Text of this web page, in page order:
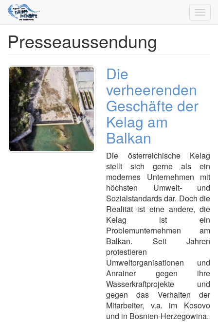
Direkt
zumPresseaussendung
Die
verheerenden
Geschäfte der
Kelag am
Balkan
Die österreichische Kelag
stellt sich gerne als ein
modernes Unternehmen mit
höchsten Umwelt- und
Sozialstandards dar. Doch die
Realität ist eine andere, die
Kelag ist ein
Problemunternehmen am
Balkan. Seit Jahren
protestieren
Umweltorganisationen und
Anrainer gegen ihre
Wasserkraftprojekte und
gegen das Verhalten der
Mitarbeiter, v.a. im Kosovo
und in Bosnien-Herzegowina.